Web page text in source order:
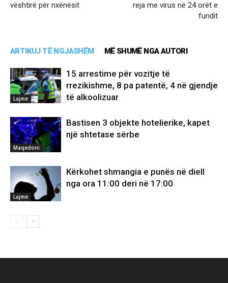
vështirë për nxënësit
reja me virus në 24 orët e
fundit
ARTIKUJ TË NGJASHËM MË SHUMË NGA AUTORI
Lajme
15 arrestime për vozitje të
rrezikishme, 8 pa patentë, 4 në gjendje
të alkoolizuar
Maqedoni
Bastisen 3 objekte hotelierike, kapet
një shtetase sërbe
Lajme
Kërkohet shmangia e punës në diell
nga ora 11:00 deri në 17:00